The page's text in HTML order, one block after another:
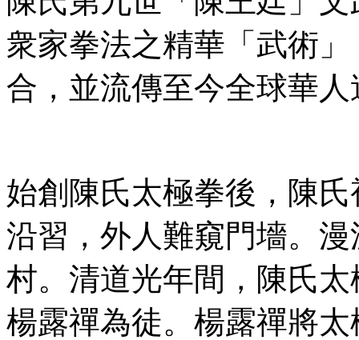
衆家拳法之精華「武術
合，並流傳至今全球華
始創陳氏太極拳後，陳
沿習，外人難窺門墻。
村。清道光年間，陳氏
楊露禪為徒。楊露禪將